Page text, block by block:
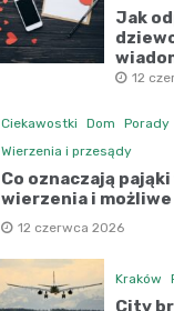
Jak
12
Ciekawostki Dom Porady
Wierzenia i przesądy
Co oznaczają
wierzenia i
12 czerwca 2026
Kraków
City